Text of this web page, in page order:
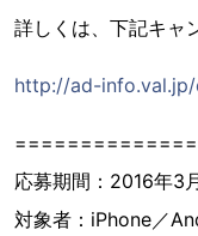
詳しくは、下記キャ
http://ad-
応募期間：2016年3
対象者：iPhone／